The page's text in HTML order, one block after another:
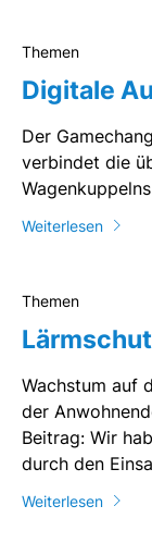
Themen
Digitale
Der
verbindet die
Weiterlesen
Themen
Wachstum auf
der
Beitrag: Wir
durch den
Weiterlesen